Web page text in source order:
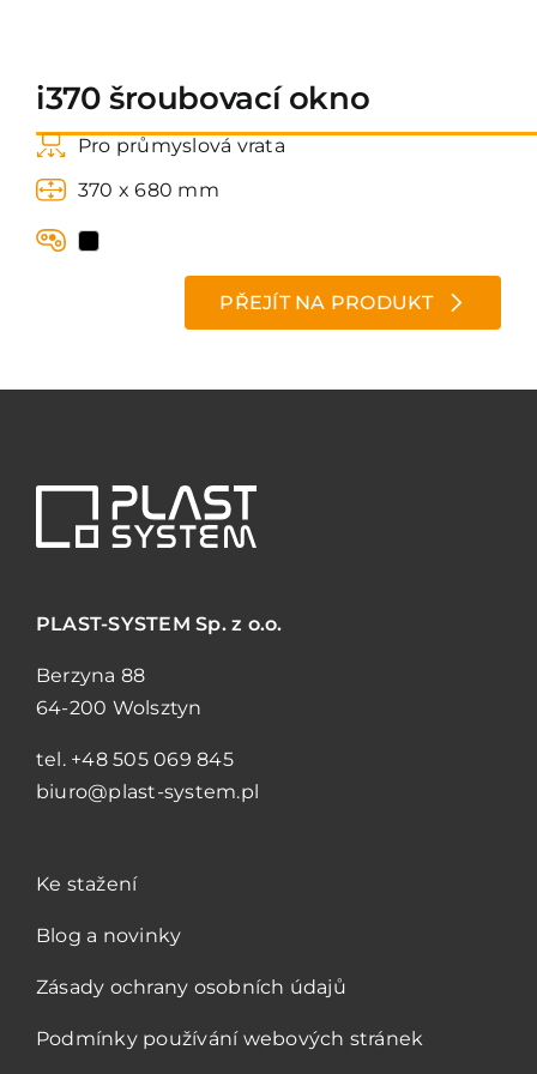
i370 šroubovací okno
Pro průmyslová vrata
370 x 680 mm
PŘEJÍT NA PRODUKT
PLAST-SYSTEMSp. z o.o.
Berzyna 88
64-200 Wolsztyn
tel. +48 505 069 845
biuro@plast-system.pl
Ke stažení
Blog a novinky
Zásady ochrany osobních údajů
Podmínky používání webových stránek